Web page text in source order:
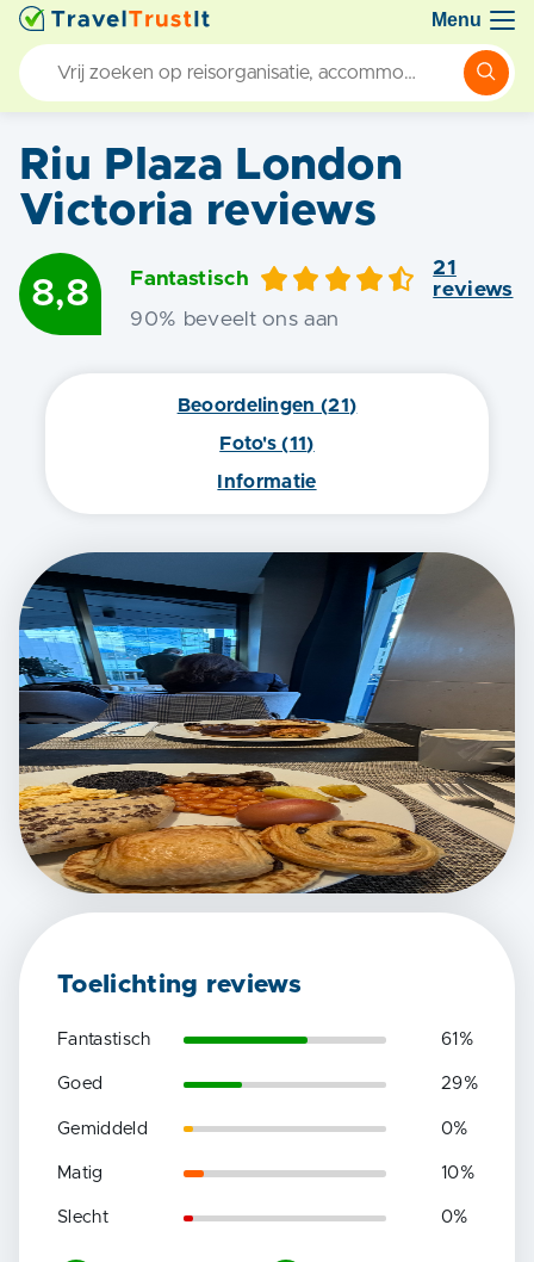
Menu
Riu Plaza London
Victoria reviews
8,8 Fantastisch
21
reviews
90% beveelt ons aan
Beoordelingen (21)
Foto's (11)
Informatie
Toelichting reviews
Fantastisch 61 %
Goed 29%
Gemiddeld 0%
Matig 10%
Slecht 0%